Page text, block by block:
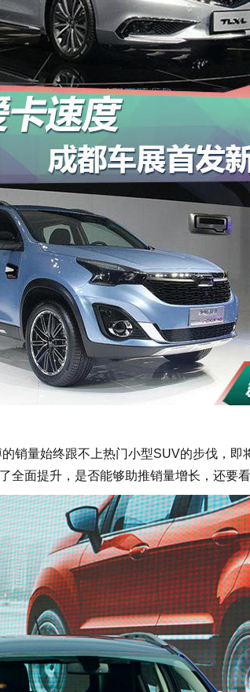
销量始终跟不上热门小型SUV的步伐，即
全面提升，是否能够助推销量增长，还要看